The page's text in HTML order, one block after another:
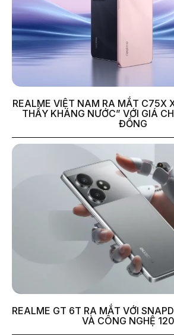
REALME VIỆT NAM RA MẮT C75X
THẦY KHÁNG NƯỚC” VỚI GIÁ
ĐỒNG
REALME GT 6T RA MẮT VỚI
VÀ CÔNG NGHỆ